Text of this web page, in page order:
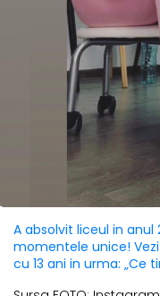
A absolvit liceul in
momentele unice!
cu 13 ani in urma: „Ce